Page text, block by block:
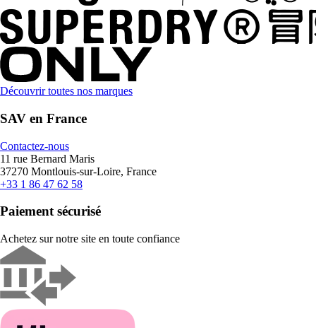
Découvrir toutes nos marques
SAV en France
Contactez-nous
11 rue Bernard Maris
37270 Montlouis-sur-Loire, France
+33 1 86 47 62 58
Paiement sécurisé
Achetez sur notre site en toute confiance